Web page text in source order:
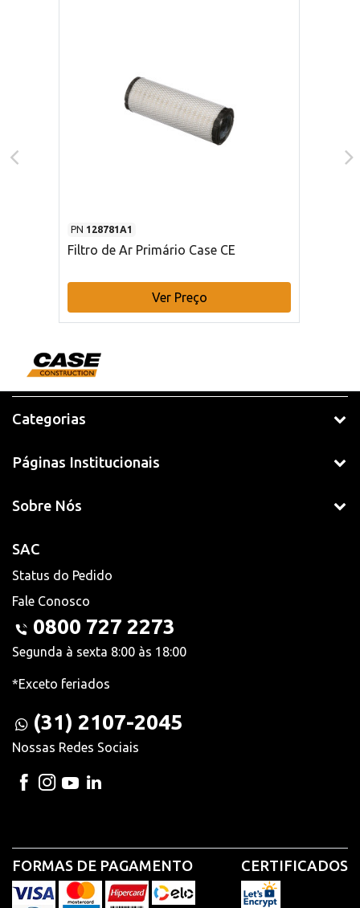
PN 128781A1
Filtro de Ar Primário Case CE
Ver Preço
Categorias
Páginas Institucionais
Sobre Nós
SAC
Status do Pedido
Fale Conosco
0800 727 2273
Segunda à sexta 8:00 às 18:00
*Exceto feriados
(31) 2107-2045
Nossas Redes Sociais
FORMAS DE PAGAMENTO CERTIFICADOS